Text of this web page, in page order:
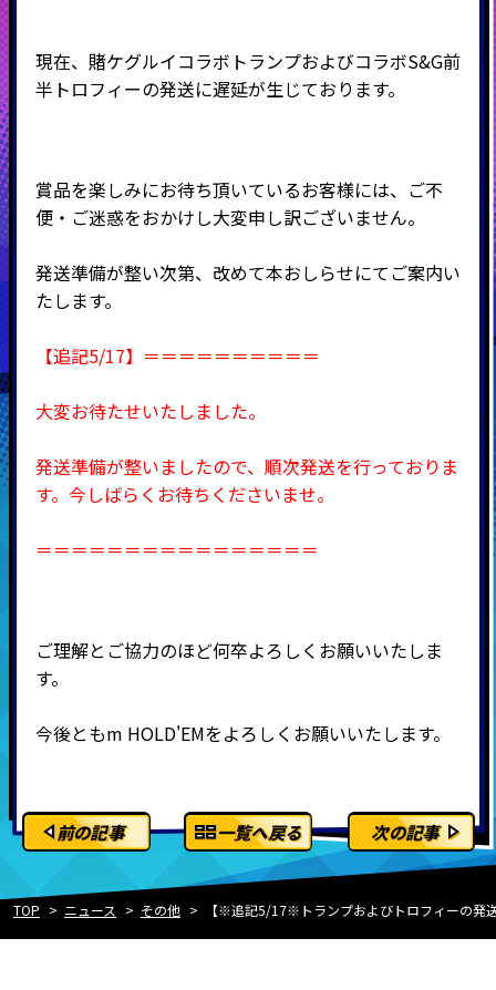
現在、賭ケグルイコラボトランプおよびコラボS&G前
半トロフィーの発送に遅延が生じております。
賞品を楽しみにお待ち頂いているお客様には、ご不
便・ご迷惑をおかけし大変申し訳ございません。
発送準備が整い次第、改めて本おしらせにてご案内い
たします。
【追記5/17】＝＝＝＝＝＝＝＝＝＝
大変お待たせいたしました。
発送準備が整いましたので、順次発送を行っておりま
す。今しばらくお待ちくださいませ。
＝＝＝＝＝＝＝＝＝＝＝＝＝＝＝＝
ご理解とご協力のほど何卒よろしくお願いいたしま
す。
今後ともm HOLD'EMをよろしくお願いいたします。
前の記事 一覧へ戻る 次の記事
TOP ニュース その他 【※追記5/17※トランプおよびトロフィーの発